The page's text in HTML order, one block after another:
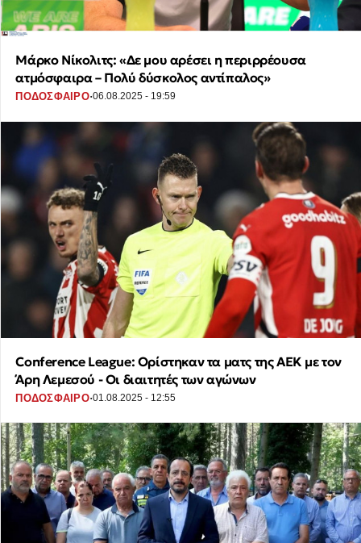
Μάρκο Νίκολιτς: «Δε μου αρέσει η περιρρέουσα
ατμόσφαιρα – Πολύ δύσκολος αντίπαλος»
ΠΟΔΟΣΦΑΙΡΟ·06.08.2025 - 19:59
Conference League: Ορίστηκαν τα ματς της ΑΕΚ με τον
Άρη Λεμεσού - Οι διαιτητές των αγώνων
ΠΟΔΟΣΦΑΙΡΟ·01.08.2025 - 12:55